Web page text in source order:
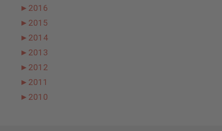
► 2016
► 2015
► 2014
► 2013
► 2012
► 2011
► 2010